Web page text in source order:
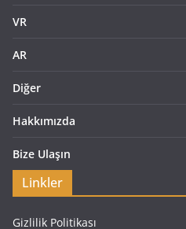
VR
AR
Diğer
Hakkımızda
Bize Ulaşın
Linkler
Gizlilik Politikası